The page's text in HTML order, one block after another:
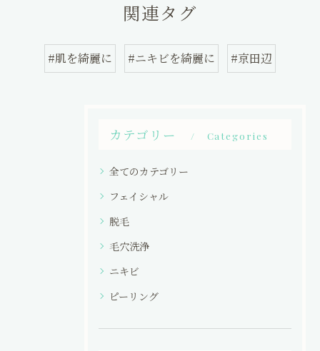
関連タグ
#肌を綺麗に #ニキビを綺麗に #京田辺
カテゴリー Categories
全てのカテゴリー
フェイシャル
脱毛
毛穴洗浄
ニキビ
ピーリング